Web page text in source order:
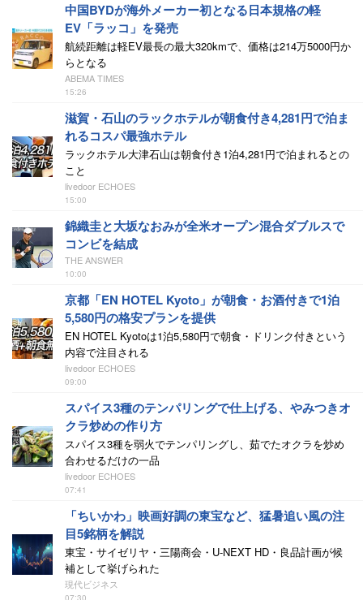
中国BYDが海外メーカー初となる日本規格の軽
EV「ラッコ」を発売
航続距離は軽EV最長の最大320kmで、価格は214万5000円か
らとなる
ABEMA TIMES
15:26
滋賀・石山のラックホテルが朝食付き4,281円で泊ま
れるコスパ最強ホテル
ラックホテル大津石山は朝食付き1泊4,281円で泊まれるとの
こと
livedoor ECHOES
15:00
錦織圭と大坂なおみが全米オープン混合ダブルスで
コンビを結成
THE ANSWER
10:00
京都「EN HOTEL Kyoto」が朝食・お酒付きで1泊
5,580円の格安プランを提供
EN HOTEL Kyotoは1泊5,580円で朝食・ドリンク付きという
内容で注目される
livedoor ECHOES
09:00
スパイス3種のテンパリングで仕上げる、やみつきオ
クラ炒めの作り方
スパイス3種を弱火でテンパリングし、茹でたオクラを炒め
合わせるだけの一品
livedoor ECHOES
07:41
「ちいかわ」映画好調の東宝など、猛暑追い風の注
目5銘柄を解説
東宝・サイゼリヤ・三陽商会・U-NEXT HD・良品計画が候
補として挙げられた
現代ビジネス
07:30